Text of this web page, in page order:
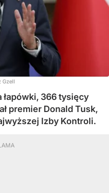
Gzell
łapówki, 366 tysięcy
premier Donald Tusk,
Izby Kontroli.